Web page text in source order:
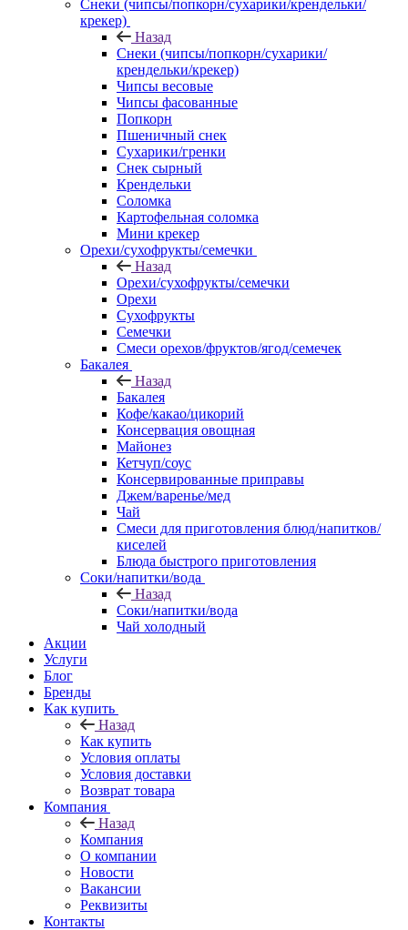
Снеки (чипсы/попкорн/сухарики/крендельки/
крекер)
Назад
Снеки (чипсы/попкорн/сухарики/
крендельки/крекер)
Чипсы весовые
Чипсы фасованные
Попкорн
Пшеничный снек
Сухарики/гренки
Снек сырный
Крендельки
Соломка
Картофельная соломка
Мини крекер
Орехи/сухофрукты/семечки
Назад
Орехи/сухофрукты/семечки
Орехи
Сухофрукты
Семечки
Смеси орехов/фруктов/ягод/семечек
Бакалея
Назад
Бакалея
Кофе/какао/цикорий
Консервация овощная
Майонез
Кетчуп/соус
Консервированные приправы
Джем/варенье/мед
Чай
Смеси для приготовления блюд/напитков/
киселей
Блюда быстрого приготовления
Соки/напитки/вода
Назад
Соки/напитки/вода
Чай холодный
Акции
Услуги
Блог
Бренды
Как купить
Назад
Как купить
Условия оплаты
Условия доставки
Возврат товара
Компания
Назад
Компания
О компании
Новости
Вакансии
Реквизиты
Контакты